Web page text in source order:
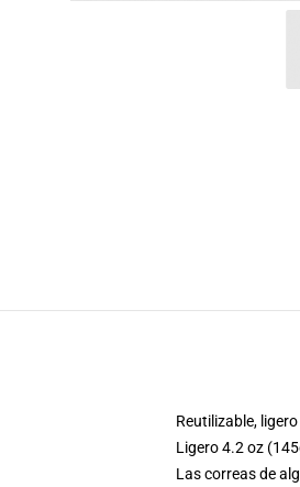
Reutilizable,
Ligero 4.2 oz
Las correas de